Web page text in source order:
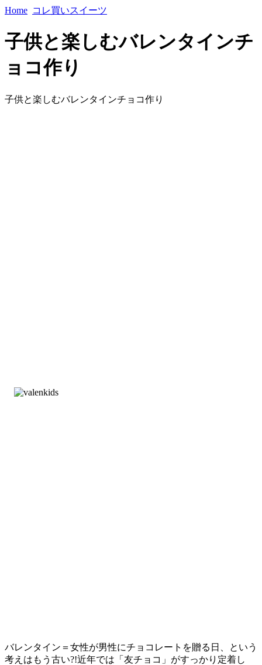
Home コレ買いスイーツ
子供と楽しむバレンタインチ
ョコ作り
子供と楽しむバレンタインチョコ作り
バレンタイン＝女性が男性にチョコレートを贈る日、という
考えはもう古い?!近年では「友チョコ」がすっかり定着し